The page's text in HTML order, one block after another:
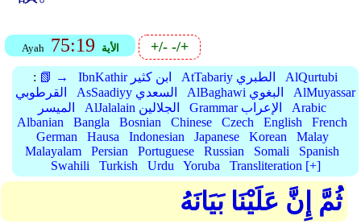
Ayah 75:19 الأية +/--/+
: 📗 → IbnKathir ابن كثير AtTabariy الطبري
AlQurtubi
القرطوبي
AsSaadiyy السعدي AlBaghawi البغوي
AlMuyassar
الميسر
AlJalalain الجلالين Grammar الإعراب
Arabic
Albanian
Bangla Bosnian Chinese Czech English
French
German
Hausa Indonesian Japanese Korean
Malay
Malayalam
Persian Portuguese Russian Somali
Spanish
Swahili
Turkish Urdu Yoruba Transliteration [+]
ثُمَّ إِنَّ عَلَيْنَا بَيَانَهُ